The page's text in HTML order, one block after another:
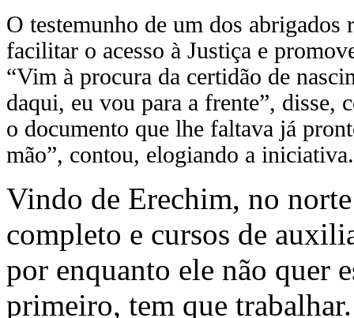
O testemunho de um dos
facilitar o acesso à Justiça e
“Vim à procura da certidão de
daqui, eu vou para a frente”, disse,
o documento que lhe faltava já
mão”, contou, elogiando a iniciativa.
Vindo de Erechim, no
completo e cursos de
por enquanto ele não quer
primeiro, tem que